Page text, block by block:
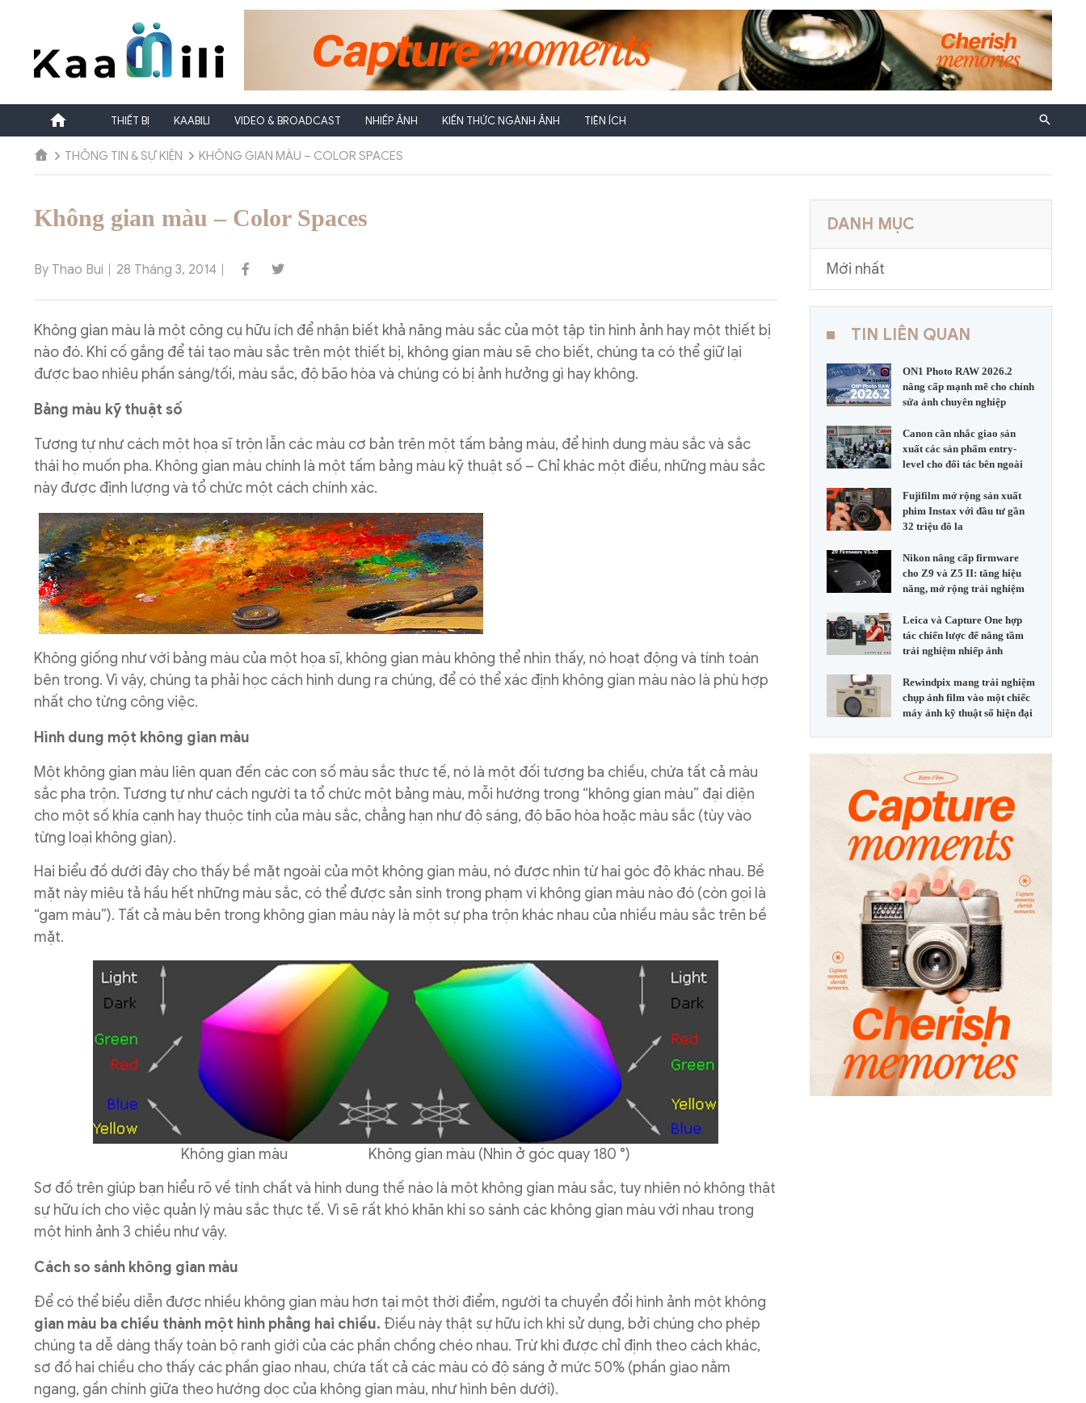
THIẾT BỊ KAABILI VIDEO & BROADCAST NHIẾP ẢNH KIẾN THỨC NGÀNH ẢNH TIỆN ÍCH
THÔNG TIN & SỰ KIỆN KHÔNG GIAN MÀU – COLOR SPACES
Không gian màu – Color Spaces
By Thao Bui 28 Tháng 3, 2014
Không gian màu là một công cụ hữu ích để nhận biết khả năng màu sắc của một tập tin hình ảnh hay một thiết bị
nào đó. Khi cố gắng để tái tạo màu sắc trên một thiết bị, không gian màu sẽ cho biết, chúng ta có thể giữ lại
được bao nhiêu phần sáng/tối, màu sắc, độ bão hòa và chúng có bị ảnh hưởng gì hay không.
Bảng màu kỹ thuật số
Tương tự như cách một họa sĩ trộn lẫn các màu cơ bản trên một tấm bảng màu, để hình dung màu sắc và sắc
thái họ muốn pha. Không gian màu chính là một tấm bảng màu kỹ thuật số – Chỉ khác một điều, những màu sắc
này được định lượng và tổ chức một cách chính xác.
Không giống như với bảng màu của một họa sĩ, không gian màu không thể nhìn thấy, nó hoạt động và tính toán
bên trong. Vì vậy, chúng ta phải học cách hình dung ra chúng, để có thể xác định không gian màu nào là phù hợp
nhất cho từng công việc.
Hình dung một không gian màu
Một không gian màu liên quan đến các con số màu sắc thực tế, nó là một đối tượng ba chiều, chứa tất cả màu
sắc pha trộn. Tương tự như cách người ta tổ chức một bảng màu, mỗi hướng trong “không gian màu” đại diện
cho một số khía cạnh hay thuộc tính của màu sắc, chẳng hạn như độ sáng, độ bão hòa hoặc màu sắc (tùy vào
từng loại không gian).
Hai biểu đồ dưới đây cho thấy bề mặt ngoài của một không gian màu, nó được nhìn từ hai góc độ khác nhau. Bề
mặt này miêu tả hầu hết những màu sắc, có thể được sản sinh trong phạm vi không gian màu nào đó (còn gọi là
“gam màu”). Tất cả màu bên trong không gian màu này là một sự pha trộn khác nhau của nhiều màu sắc trên bề
mặt.
Không gian màu Không gian màu (Nhìn ở góc quay 180 °)
Sơ đồ trên giúp bạn hiểu rõ về tính chất và hình dung thế nào là một không gian màu sắc, tuy nhiên nó không thật
sự hữu ích cho việc quản lý màu sắc thực tế. Vì sẽ rất khó khăn khi so sánh các không gian màu với nhau trong
một hình ảnh 3 chiều như vậy.
Cách so sánh không gian màu
Để có thể biểu diễn được nhiều không gian màu hơn tại một thời điểm, người ta chuyển đổi hình ảnh một không
gian màu ba chiều thành một hình phẳng hai chiều. Điều này thật sự hữu ích khi sử dụng, bởi chúng cho phép
chúng ta dễ dàng thấy toàn bộ ranh giới của các phần chồng chéo nhau. Trừ khi được chỉ định theo cách khác,
sơ đồ hai chiều cho thấy các phần giao nhau, chứa tất cả các màu có độ sáng ở mức 50% (phần giao nằm
ngang, gần chính giữa theo hướng dọc của không gian màu, như hình bên dưới).
DANH MỤC
Mới nhất
TIN LIÊN QUAN
ON1 Photo RAW 2026.2
nâng cấp mạnh mẽ cho chỉnh
sửa ảnh chuyên nghiệp
Canon cân nhắc giao sản
xuất các sản phẩm entry-
level cho đối tác bên ngoài
Fujifilm mở rộng sản xuất
phim Instax với đầu tư gần
32 triệu đô la
Nikon nâng cấp firmware
cho Z9 và Z5 II: tăng hiệu
năng, mở rộng trải nghiệm
Leica và Capture One hợp
tác chiến lược để nâng tầm
trải nghiệm nhiếp ảnh
Rewindpix mang trải nghiệm
chụp ảnh film vào một chiếc
máy ảnh kỹ thuật số hiện đại